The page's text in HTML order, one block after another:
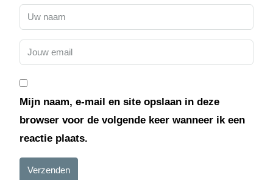
Mijn naam, e-mail en site opslaan in deze
browser voor de volgende keer wanneer ik een
reactie plaats.
Verzenden